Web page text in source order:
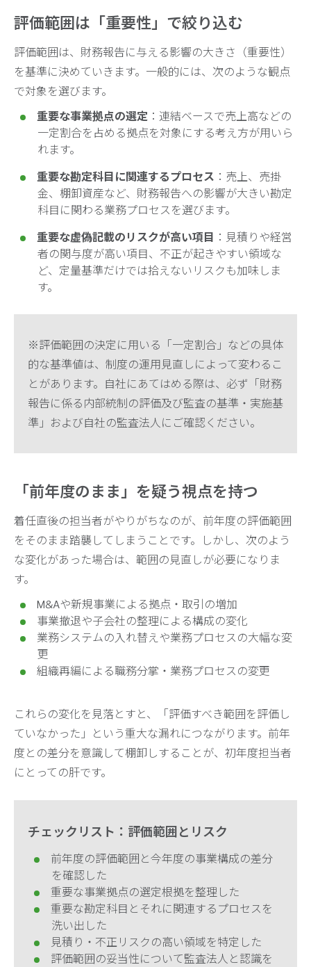
評価範囲は「重要性」で絞り込む
評価範囲は、財務報告に与える影響の大きさ（重要性）
を基準に決めていきます。一般的には、次のような観点
で対象を選びます。
重要な事業拠点の選定 ：連結ベースで売上高などの
一定割合を占める拠点を対象にする考え方が用いら
れます。
重要な勘定科目に関連するプロセス ：売上、売掛
金、棚卸資産など、財務報告への影響が大きい勘定
科目に関わる業務プロセスを選びます。
重要な虚偽記載のリスクが高い項目 ：見積りや経営
者の関与度が高い項目、不正が起きやすい領域な
ど、定量基準だけでは拾えないリスクも加味しま
す。
※評価範囲の決定に用いる「一定割合」などの具体
的な基準値は、制度の運用見直しによって変わるこ
とがあります。自社にあてはめる際は、必ず「財務
報告に係る内部統制の評価及び監査の基準・実施基
準」および自社の監査法人にご確認ください。
「前年度のまま」を疑う視点を持つ
着任直後の担当者がやりがちなのが、前年度の評価範囲
をそのまま踏襲してしまうことです。しかし、次のよう
な変化があった場合は、範囲の見直しが必要になりま
す。
M&Aや新規事業による拠点・取引の増加
事業撤退や子会社の整理による構成の変化
業務システムの入れ替えや業務プロセスの大幅な変
更
組織再編による職務分掌・業務プロセスの変更
これらの変化を見落とすと、「評価すべき範囲を評価し
ていなかった」という重大な漏れにつながります。前年
度との差分を意識して棚卸しすることが、初年度担当者
にとっての肝です。
チェックリスト：評価範囲とリスク
前年度の評価範囲と今年度の事業構成の差分
を確認した
重要な事業拠点の選定根拠を整理した
重要な勘定科目とそれに関連するプロセスを
洗い出した
見積り・不正リスクの高い領域を特定した
評価範囲の妥当性について監査法人と認識を